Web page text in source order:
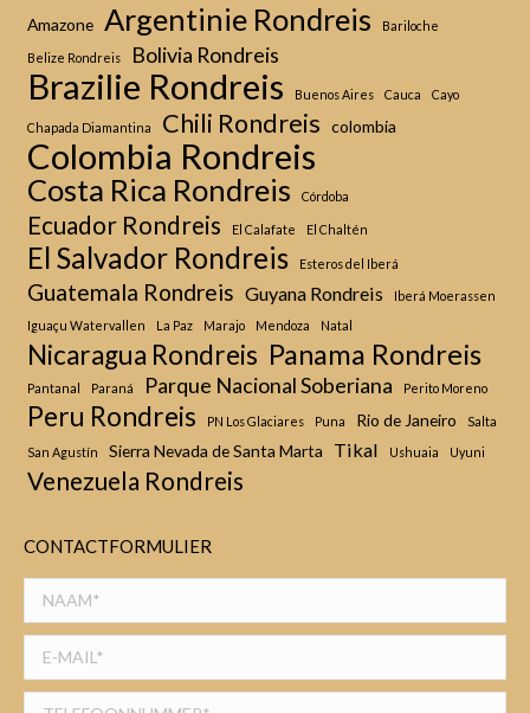
Amazone Argentinie Rondreis Bariloche
Belize Rondreis Bolivia Rondreis
Brazilie Rondreis Buenos Aires Cauca Cayo
Chapada Diamantina Chili Rondreis colombia
Colombia Rondreis
Costa Rica Rondreis Córdoba
Ecuador Rondreis El Calafate El Chaltén
El Salvador Rondreis Esteros del Iberá
Guatemala Rondreis Guyana Rondreis
Iberá Moerassen
Iguaçu Watervallen
La Paz Marajo Mendoza Natal
Nicaragua Rondreis Panama Rondreis
Pantanal Paraná Parque Nacional Soberiana Perito Moreno
Peru Rondreis PN Los Glaciares Puna Rio de Janeiro
Salta
San Agustín
Sierra Nevada de Santa Marta Tikal Ushuaia Uyuni
Venezuela Rondreis
CONTACTFORMULIER